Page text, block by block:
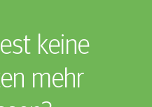
keine
mehr